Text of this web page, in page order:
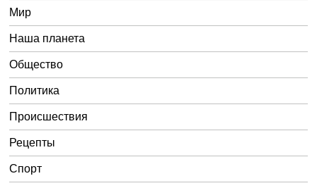
Мир
Наша планета
Общество
Политика
Происшествия
Рецепты
Спорт